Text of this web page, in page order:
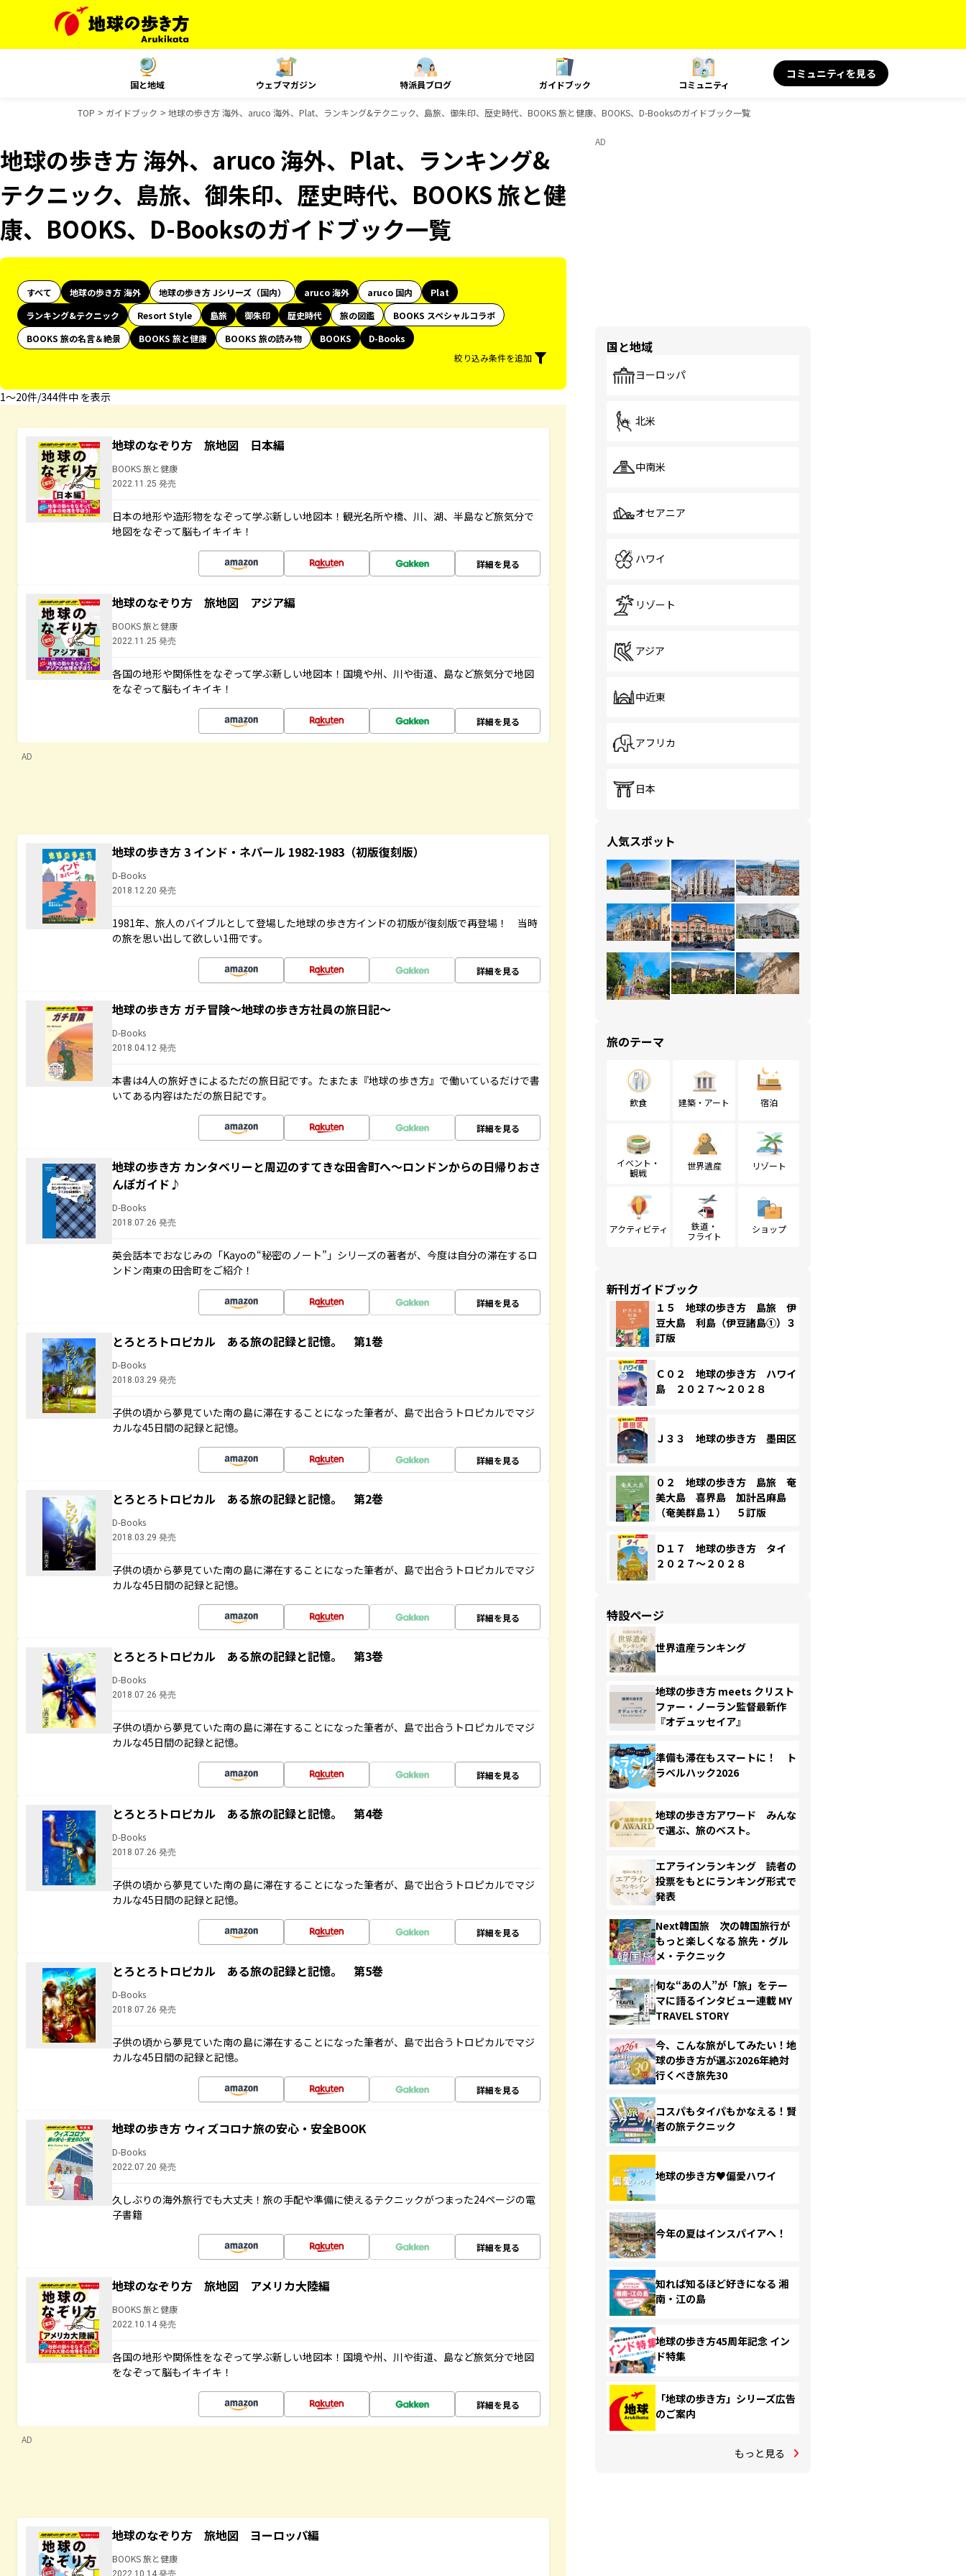
国と地域 ウェブマガジン 特派員ブログ ガイドブック コミュニティ
コミュニティを見る
TOP ガイドブック 地球の歩き方 海外、aruco 海外、Plat、ランキング&テクニック、島旅、御朱印、歴史時代、BOOKS 旅と健康、BOOKS、D-Booksのガイドブック一覧
地球の歩き方 海外、aruco 海外、Plat、ランキング&
テクニック、島旅、御朱印、歴史時代、BOOKS 旅と健
康、BOOKS、D-Booksのガイドブック一覧
すべて 地球の歩き方 海外 地球の歩き方 Jシリーズ（国内） aruco 海外 aruco 国内
Plat
ランキング&テクニック
Resort Style 島旅 御朱印 歴史時代 旅の図鑑
BOOKS スペシャルコラボ
BOOKS 旅の名言＆絶景
BOOKS 旅と健康 BOOKS 旅の読み物 BOOKS
D-Books
絞り込み条件を追加
1〜20件/344件中 を表示
地球のなぞり方 旅地図 日本編
BOOKS 旅と健康
2022.11.25 発売
日本の地形や造形物をなぞって学ぶ新しい地図本！観光名所や橋、川、湖、半島など旅気分で
地図をなぞって脳もイキイキ！
詳細を見る
地球のなぞり方 旅地図 アジア編
BOOKS 旅と健康
2022.11.25 発売
各国の地形や関係性をなぞって学ぶ新しい地図本！国境や州、川や街道、島など旅気分で地図
をなぞって脳もイキイキ！
詳細を見る
AD
地球の歩き方 3 インド・ネパール 1982-1983（初版復刻版）
D-Books
2018.12.20 発売
1981年、旅人のバイブルとして登場した地球の歩き方インドの初版が復刻版で再登場！ 当時
の旅を思い出して欲しい1冊です。
詳細を見る
地球の歩き方 ガチ冒険～地球の歩き方社員の旅日記～
D-Books
2018.04.12 発売
本書は4人の旅好きによるただの旅日記です。たまたま『地球の歩き方』で働いているだけで書
いてある内容はただの旅日記です。
詳細を見る
地球の歩き方 カンタベリーと周辺のすてきな田舎町へ～ロンドンからの日帰りおさ
んぽガイド♪
D-Books
2018.07.26 発売
英会話本でおなじみの「Kayoの“秘密のノート”」シリーズの著者が、今度は自分の滞在するロ
ンドン南東の田舎町をご紹介！
詳細を見る
とろとろトロピカル ある旅の記録と記憶。 第1巻
D-Books
2018.03.29 発売
子供の頃から夢見ていた南の島に滞在することになった筆者が、島で出合うトロピカルでマジ
カルな45日間の記録と記憶。
詳細を見る
とろとろトロピカル ある旅の記録と記憶。 第2巻
D-Books
2018.03.29 発売
子供の頃から夢見ていた南の島に滞在することになった筆者が、島で出合うトロピカルでマジ
カルな45日間の記録と記憶。
詳細を見る
とろとろトロピカル ある旅の記録と記憶。 第3巻
D-Books
2018.07.26 発売
子供の頃から夢見ていた南の島に滞在することになった筆者が、島で出合うトロピカルでマジ
カルな45日間の記録と記憶。
詳細を見る
とろとろトロピカル ある旅の記録と記憶。 第4巻
D-Books
2018.07.26 発売
子供の頃から夢見ていた南の島に滞在することになった筆者が、島で出合うトロピカルでマジ
カルな45日間の記録と記憶。
詳細を見る
とろとろトロピカル ある旅の記録と記憶。 第5巻
D-Books
2018.07.26 発売
子供の頃から夢見ていた南の島に滞在することになった筆者が、島で出合うトロピカルでマジ
カルな45日間の記録と記憶。
詳細を見る
地球の歩き方 ウィズコロナ旅の安心・安全BOOK
D-Books
2022.07.20 発売
久しぶりの海外旅行でも大丈夫！旅の手配や準備に使えるテクニックがつまった24ページの電
子書籍
詳細を見る
地球のなぞり方 旅地図 アメリカ大陸編
BOOKS 旅と健康
2022.10.14 発売
各国の地形や関係性をなぞって学ぶ新しい地図本！国境や州、川や街道、島など旅気分で地図
をなぞって脳もイキイキ！
詳細を見る
AD
地球のなぞり方 旅地図 ヨーロッパ編
BOOKS 旅と健康
2022.10.14 発売
AD
国と地域
ヨーロッパ
北米
中南米
オセアニア
ハワイ
リゾート
アジア
中近東
アフリカ
日本
人気スポット
旅のテーマ
飲食 建築・アート 宿泊
イベント・
観戦
世界遺産 リゾート
アクティビティ
鉄道・
フライト
ショップ
新刊ガイドブック
１５ 地球の歩き方 島旅 伊
豆大島 利島（伊豆諸島①）３
訂版
Ｃ０２ 地球の歩き方 ハワイ
島 ２０２７～２０２８
Ｊ３３ 地球の歩き方 墨田区
０２ 地球の歩き方 島旅 奄
美大島 喜界島 加計呂麻島
（奄美群島１） ５訂版
Ｄ１７ 地球の歩き方 タイ
２０２７～２０２８
特設ページ
世界遺産ランキング
地球の歩き方 meets クリスト
ファー・ノーラン監督最新作
『オデュッセイア』
準備も滞在もスマートに！ ト
ラベルハック2026
地球の歩き方アワード みんな
で選ぶ、旅のベスト。
エアラインランキング 読者の
投票をもとにランキング形式で
発表
Next韓国旅 次の韓国旅行が
もっと楽しくなる 旅先・グル
メ・テクニック
旬な“あの人”が「旅」をテー
マに語るインタビュー連載 MY
TRAVEL STORY
今、こんな旅がしてみたい！地
球の歩き方が選ぶ2026年絶対
行くべき旅先30
コスパもタイパもかなえる！賢
者の旅テクニック
地球の歩き方♥偏愛ハワイ
今年の夏はインスパイアへ！
知れば知るほど好きになる 湘
南・江の島
地球の歩き方45周年記念 イン
ド特集
「地球の歩き方」シリーズ広告
のご案内
もっと見る